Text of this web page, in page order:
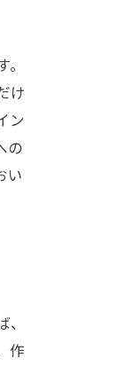
け
ン
の
い
作